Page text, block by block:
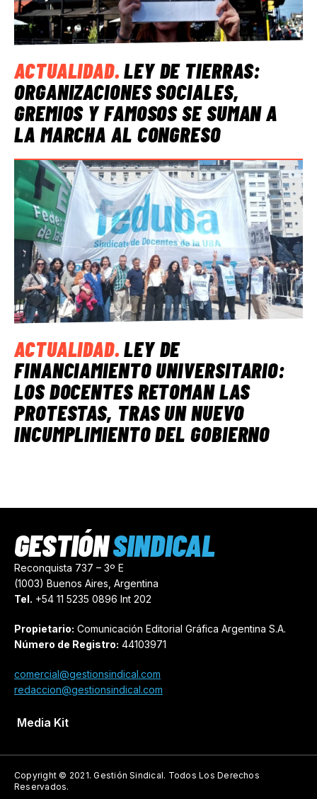
ACTUALIDAD.LEY DE TIERRAS:
ORGANIZACIONES SOCIALES,
GREMIOS Y FAMOSOS SE SUMAN A
LA MARCHA AL CONGRESO
ACTUALIDAD.LEY DE
FINANCIAMIENTO UNIVERSITARIO:
LOS DOCENTES RETOMAN LAS
PROTESTAS, TRAS UN NUEVO
INCUMPLIMIENTO DEL GOBIERNO
Reconquista 737 – 3º E
(1003) Buenos Aires, Argentina
Tel. +54 11 5235 0896 Int 202
Propietario: Comunicación Editorial Gráfica Argentina S.A.
Número de Registro: 44103971
comercial@gestionsindical.com
redaccion@gestionsindical.com
Media Kit
GESTIÓNSINDICAL
Copyright © 2021.Gestión Sindical. Todos Los Derechos
Reservados.